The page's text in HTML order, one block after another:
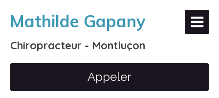
Mathilde Gapany
Chiropracteur - Montluçon
Appeler